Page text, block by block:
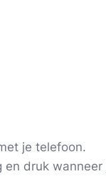
je telefoon.
en druk wanneer